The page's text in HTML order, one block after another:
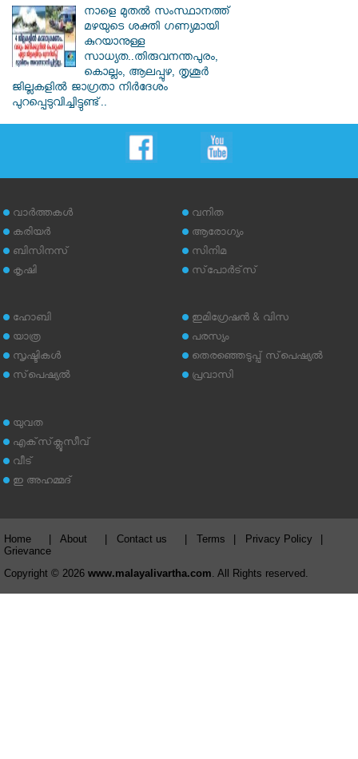
നാളെ മുതൽ സംസ്ഥാനത്ത്
മഴയുടെ ശക്തി ഗണ്യമായി
കുറയാനുള്ള
സാധ്യത..തിരുവനന്തപുരം,
കൊല്ലം, ആലപ്പുഴ, തൃശൂർ
ജില്ലകളിൽ ജാഗ്രതാ നിർദേശം
പുറപ്പെടുവിച്ചിട്ടുണ്ട്..
വാര്‍ത്തകള്‍
കരിയര്‍
ബിസിനസ്
കൃഷി
വനിത
ആരോഗ്യം
സിനിമ
സ്‌പോര്‍ട്‌സ്
ഹോബി
യാത്ര
സൃഷ്ടികള്‍
സ്‌പെഷ്യല്‍
ഇമിഗ്രേഷന്‍ & വിസ
പരസ്യം
തെരഞ്ഞെടുപ്പ് സ്‌പെഷ്യല്‍
പ്രവാസി
യുവത
എക്‌സ്‌ക്ലൂസീവ്
വീട്
ഇ അഹമ്മദ്‌
Home About Contact us Terms Privacy Policy
Grievance
Copyright © 2026 www.malayalivartha.com . All Rights reserved.